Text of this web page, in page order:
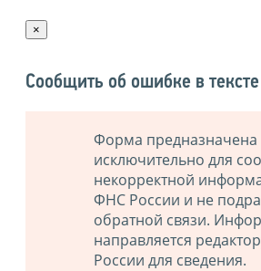
×
Сообщить об ошибке в тексте
Форма предназначена
исключительно для
некорректной
ФНС России и не
обратной связи.
направляется
России для сведения.